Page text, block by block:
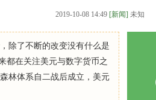
2019-10-08 14:49 [新闻] 未知
除了不断的改变没有什么是
都在关注美元与数字货币之
林体系自二战后成立，美元